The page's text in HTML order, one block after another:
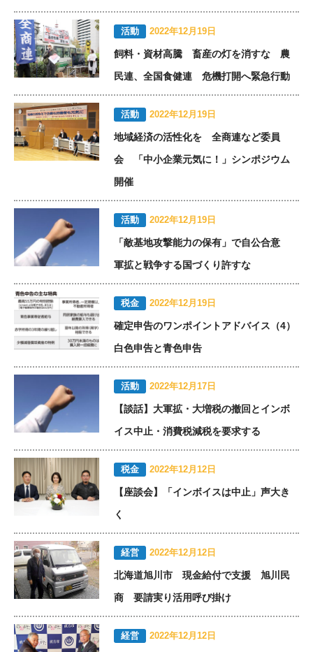
活動 2022年12月19日
飼料・資材高騰 畜産の灯を消すな 農
民連、全国食健連 危機打開へ緊急行動
活動 2022年12月19日
地域経済の活性化を 全商連など委員
会 「中小企業元気に！」シンポジウム
開催
活動 2022年12月19日
「敵基地攻撃能力の保有」で自公合意
軍拡と戦争する国づくり許すな
税金 2022年12月19日
確定申告のワンポイントアドバイス（4）
白色申告と青色申告
活動 2022年12月17日
【談話】大軍拡・大増税の撤回とインボ
イス中止・消費税減税を要求する
税金 2022年12月12日
【座談会】「インボイスは中止」声大き
く
経営 2022年12月12日
北海道旭川市 現金給付で支援 旭川民
商 要請実り活用呼び掛け
経営 2022年12月12日